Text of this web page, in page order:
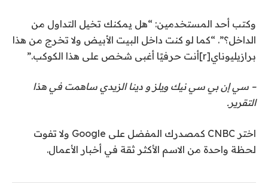
وكتب أحد المستخدمين: “هل يمكنك تخيل التداول من
الداخل؟”. “كما لو كنت داخل البيت الأبيض ولا تخرج من هذا
برازيليوناي[r]أنت حرفيًا أغبى شخص على هذا الكوكب.”
– سي إن بي سينيك ويلز و دينا الزيدي ساهمت في هذا
التقرير.
اختر CNBC كمصدرك المفضل على Google ولا تفوت
لحظة واحدة من الاسم الأكثر ثقة في أخبار الأعمال.